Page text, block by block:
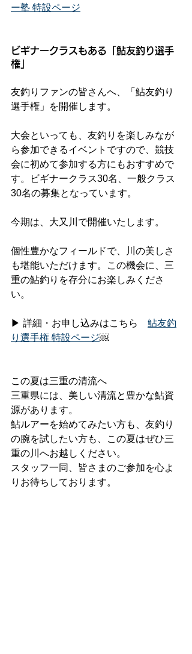
ー塾 特設ページ⁠
ビギナークラスもある「鮎友釣り選手
権」
友釣りファンの皆さんへ、「鮎友釣り
選手権」を開催します。
大会といっても、友釣りを楽しみなが
ら参加できるイベントですので、競技
会に初めて参加する方にもおすすめで
す。ビギナークラス30名、一般クラス
30名の募集となっています。
今期は、大又川で開催いたします。
個性豊かなフィールドで、川の美しさ
も堪能いただけます。この機会に、三
重の鮎釣りを存分にお楽しみくださ
い。
▶ 詳細・お申し込みはこちら 鮎友釣
り選手権 特設ページ⁠￼
この夏は三重の清流へ
三重県には、美しい清流と豊かな鮎資
源があります。
鮎ルアーを始めてみたい方も、友釣り
の腕を試したい方も、この夏はぜひ三
重の川へお越しください。
スタッフ一同、皆さまのご参加を心よ
りお待ちしております。